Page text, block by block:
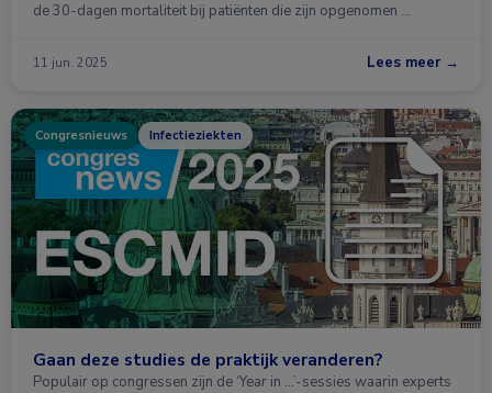
de 30-dagen mortaliteit bij patiënten die zijn opgenomen …
11 jun. 2025 Lees meer →
Congresnieuws Infectieziekten
Gaan deze studies de praktijk veranderen?
Populair op congressen zijn de ‘Year in ...’-sessies waarin experts